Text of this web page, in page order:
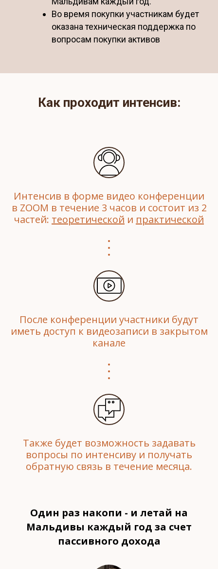
Во время покупки участникам будет
оказана техническая поддержка по
вопросам покупки активов
Как проходит интенсив:
Интенсив в форме видео конференции
в ZOOM в течение 3 часов и состоит из 2
частей: теоретической и практической
После конференции участники будут
иметь доступ к видеозаписи в закрытом
канале
Также будет возможность задавать
вопросы по интенсиву и получать
обратную связь в течение месяца.
Один раз накопи - и летай на
Мальдивы каждый год за счет
пассивного дохода